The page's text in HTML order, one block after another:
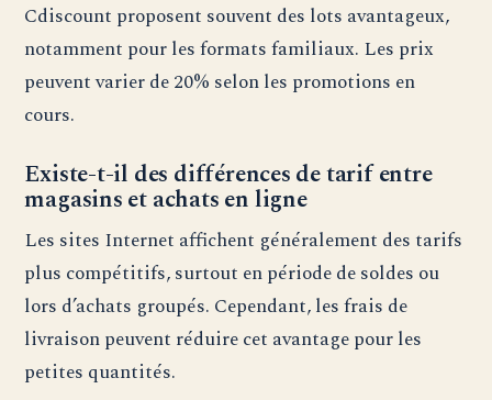
Cdiscount proposent souvent des lots avantageux,
notamment pour les formats familiaux. Les prix
peuvent varier de 20% selon les promotions en
cours.
Existe-t-il des différences de tarif entre
magasins et achats en ligne
Les sites Internet affichent généralement des tarifs
plus compétitifs, surtout en période de soldes ou
lors d’achats groupés. Cependant, les frais de
livraison peuvent réduire cet avantage pour les
petites quantités.